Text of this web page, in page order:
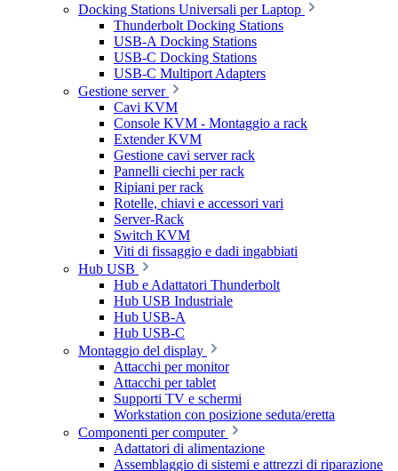
Docking Stations Universali per Laptop
Thunderbolt Docking Stations
USB-A Docking Stations
USB-C Docking Stations
USB-C Multiport Adapters
Gestione server
Cavi KVM
Console KVM - Montaggio a rack
Extender KVM
Gestione cavi server rack
Pannelli ciechi per rack
Ripiani per rack
Rotelle, chiavi e accessori vari
Server-Rack
Switch KVM
Viti di fissaggio e dadi ingabbiati
Hub USB
Hub e Adattatori Thunderbolt
Hub USB Industriale
Hub USB-A
Hub USB-C
Montaggio del display
Attacchi per monitor
Attacchi per tablet
Supporti TV e schermi
Workstation con posizione seduta/eretta
Componenti per computer
Adattatori di alimentazione
Assemblaggio di sistemi e attrezzi di riparazione